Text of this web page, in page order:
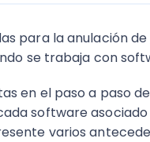
para la anulación de
se trabaja con
en el paso a paso
software
varios